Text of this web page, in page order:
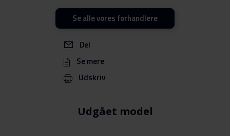
Udgået model
Del
Se mere
Udskriv
Se alle vores forhandlere